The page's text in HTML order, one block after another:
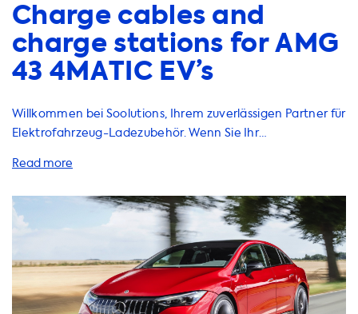
Charge cables and
charge stations for AMG
43 4MATIC EV’s
Willkommen bei Soolutions, Ihrem zuverlässigen Partner für
Elektrofahrzeug-Ladezubehör. Wenn Sie Ihr
die perfekte Lösung für Sie. Unsere Heimladestationen,
höchster Qualität und bieten Ihnen eine schnelle und
zuverlässige Ladelösung. Unsere AC-Ladestationen bieten
eine maximale Ladeleistung von 22 kW. Bitte beachten
Sie, dass Ihr Elektrofahrzeug niemals schneller als diese
Geschwindigkeit auf AC-Ladestationen geladen werden
kann. Wenn Sie ein Produkt wählen, das mit einer höheren